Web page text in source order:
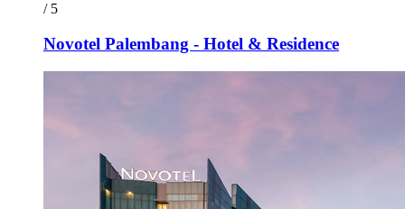
/ 5
Novotel Palembang - Hotel & Residence